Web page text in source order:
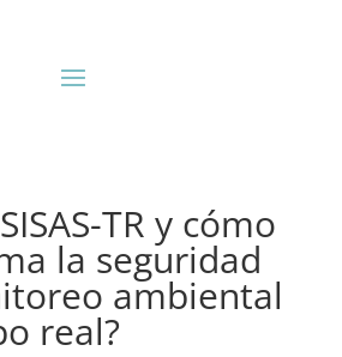
TR y cómo
la seguridad
ambiental
real?